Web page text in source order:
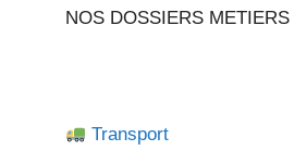
NOS DOSSIERS METIERS
Transport